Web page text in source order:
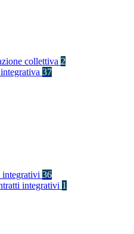
collettiva 2
37
integrativi 36
integrativi 1